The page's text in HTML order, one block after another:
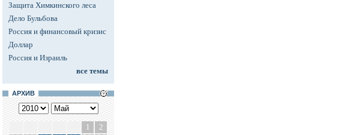
Защита Химкинского леса
Дело Бульбова
Россия и финансовый кризис
Доллар
Россия и Израиль
все темы
АРХИВ
1
2